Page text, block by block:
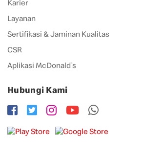
Karier
Layanan
Sertifikasi & Jaminan Kualitas
CSR
Aplikasi McDonald’s
Hubungi Kami